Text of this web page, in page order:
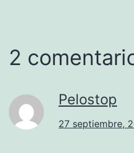
2
Pelostop
27 septiembre,